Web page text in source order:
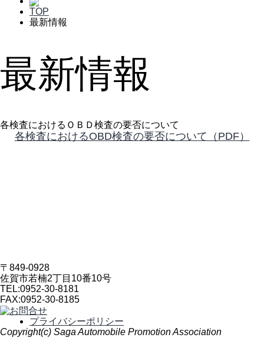
TOP
最新情報
最新情報
各検査におけるＯＢＤ検査の要否について
各検査におけるOBD検査の要否について（PDF）
〒849-0928
佐賀市若楠2丁目10番10号
TEL:0952-30-8181
FAX:0952-30-8185
プライバシーポリシー
Copyright(c) Saga Automobile Promotion Association